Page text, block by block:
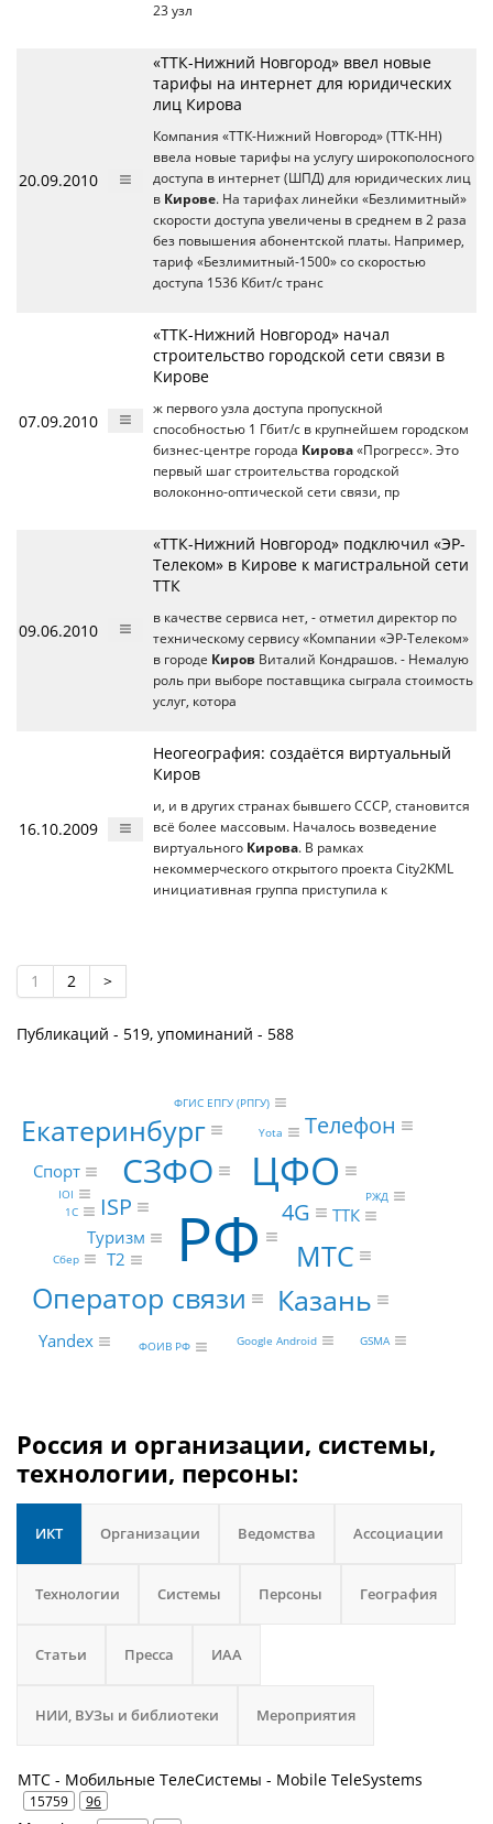
23 узл
20.09.2010
«ТТК-Нижний Новгород» ввел новые
тарифы на интернет для юридических
лиц Кирова
Компания «ТТК-Нижний Новгород» (ТТК-НН)
ввела новые тарифы на услугу широкополосного
доступа в интернет (ШПД) для юридических лиц
в Кирове. На тарифах линейки «Безлимитный»
скорости доступа увеличены в среднем в 2 раза
без повышения абонентской платы. Например,
тариф «Безлимитный-1500» со скоростью
доступа 1536 Кбит/с транс
07.09.2010
«ТТК-Нижний Новгород» начал
строительство городской сети связи в
Кирове
ж первого узла доступа пропускной
способностью 1 Гбит/с в крупнейшем городском
бизнес-центре города Кирова «Прогресс». Это
первый шаг строительства городской
волоконно-оптической сети связи, пр
09.06.2010
«ТТК-Нижний Новгород» подключил «ЭР-
Телеком» в Кирове к магистральной сети
ТТК
в качестве сервиса нет, - отметил директор по
техническому сервису «Компании «ЭР-Телеком»
в городе Киров Виталий Кондрашов. - Немалую
роль при выборе поставщика сыграла стоимость
услуг, котора
16.10.2009
Неогеография: создаётся виртуальный
Киров
и, и в других странах бывшего СССР, становится
всё более массовым. Началось возведение
виртуального Кирова. В рамках
некоммерческого открытого проекта City2KML
инициативная группа приступила к
1 2 >
Публикаций - 519, упоминаний - 588
РФ
ЦФО
СЗФО
Оператор связи Казань
МТС
Екатеринбург
4G
ISP
Телефон
Туризм
Спорт
ТТК
Т2
Yandex
Yota
1С
ФОИВ РФ
IOI
Сбер
Google Android
ФГИС ЕПГУ (РПГУ)
GSMA
РЖД
Россия и организации, системы,
технологии, персоны:
ИКТ Организации Ведомства Ассоциации
Технологии Системы Персоны География
Статьи Пресса ИАА
НИИ, ВУЗы и библиотеки Мероприятия
МТС - Мобильные ТелеСистемы - Mobile TeleSystems
15759 96